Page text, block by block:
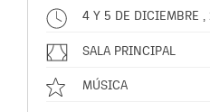
4 Y 5 DE DICIEMBRE ,
SALA PRINCIPAL
MÚSICA